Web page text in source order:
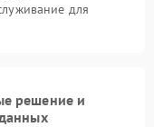
для
решение и